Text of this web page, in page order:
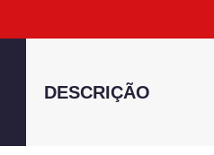
DESCRIÇÃO